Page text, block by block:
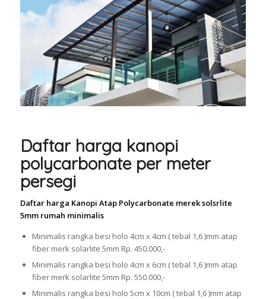
Daftar harga kanopi
polycarbonate per meter
persegi
Daftar harga Kanopi Atap Polycarbonate merek solsrlite
5mm rumah minimalis
Minimalis rangka besi holo 4cm x 4cm ( tebal 1,6 )mm atap
fiber merk solarlite 5mm Rp. 450.000,-
Minimalis rangka besi holo 4cm x 6cm ( tebal 1,6 )mm atap
fiber merk solarlite 5mm Rp. 550.000,-
Minimalis rangka besi holo 5cm x 10cm ( tebal 1,6 )mm atap